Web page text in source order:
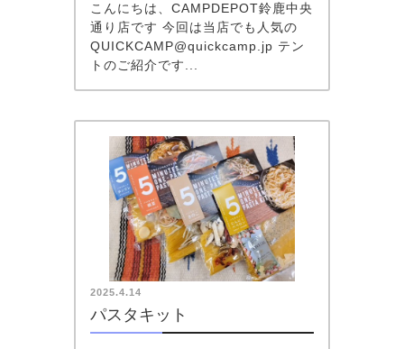
こんにちは、CAMPDEPOT鈴鹿中央
通り店です 今回は当店でも人気の
QUICKCAMP@quickcamp.jp テン
トのご紹介です...
2025.4.14
パスタキット